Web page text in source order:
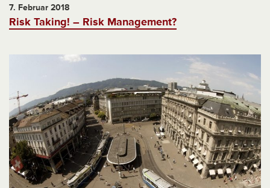
7. Februar 2018
Risk Taking! – Risk Management?